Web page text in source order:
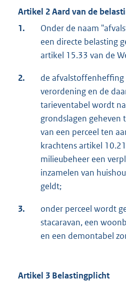
Artikel 2 Aard van de
1.
Onder de naam
een directe belasting
artikel 15.33 van de
2.
de afvalstoffenheffing
verordening en de
tarieventabel wordt
grondslagen geheven
van een perceel ten
krachtens artikel
milieubeheer een
inzamelen van
geldt;
3.
onder perceel wordt
stacaravan, een
en een demontabel
Artikel 3 Belastingplicht